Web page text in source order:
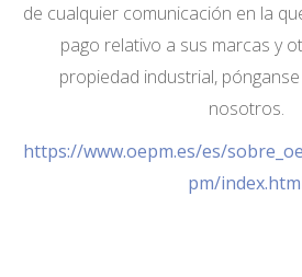
de cualquier comunicación en la
pago relativo a sus marcas y
propiedad industrial,
nosotros.
https://www.oepm.es/es/
pm/